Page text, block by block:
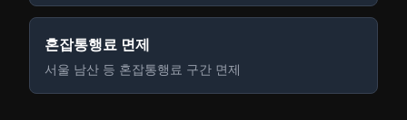
혼잡통행료 면제
서울 남산 등 혼잡통행료 구간 면제